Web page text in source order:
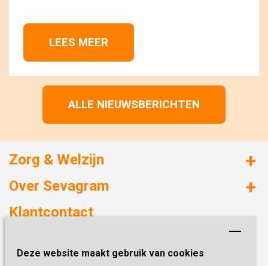
Deze website maakt gebruik van cookies
LEES MEER
ALLE NIEUWSBERICHTEN
Zorg & Welzijn
Huizen met zorg
Over Sevagram
Duurzaamheid
Kwaliteit & Klantbeleving
Klantcontact
6419 PB Heerlen